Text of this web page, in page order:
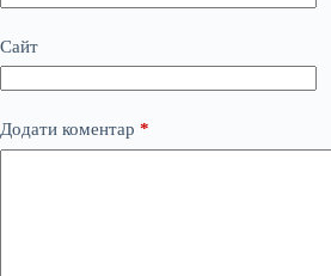
Сайт
Додати коментар *